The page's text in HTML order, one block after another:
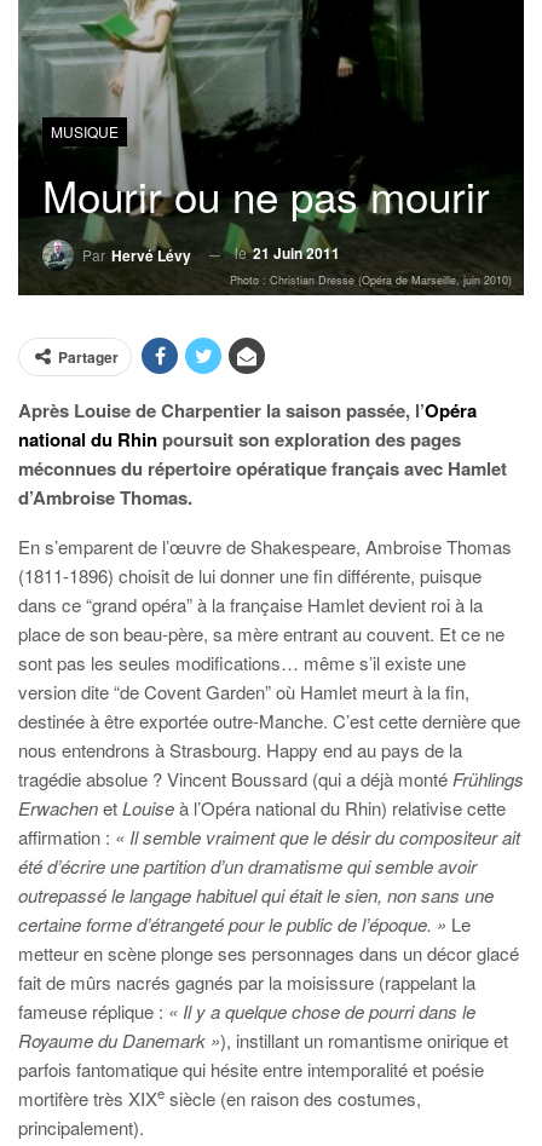
MUSIQUE
Mourir ou ne pas mourir
Par Hervé Lévy le21 Juin 2011
Photo : Christian Dresse (Opéra de Marseille, juin 2010)
Partager
Après Louise de Charpentier la saison passée, l’Opéra
national du Rhin poursuit son exploration des pages
méconnues du répertoire opératique français avec Hamlet
d’Ambroise Thomas.
En s’emparent de l’œuvre de Shakespeare, Ambroise Thomas
(1811-1896) choisit de lui donner une fin différente, puisque
dans ce “grand opéra” à la française Hamlet devient roi à la
place de son beau-père, sa mère entrant au couvent. Et ce ne
sont pas les seules modifications… même s’il existe une
version dite “de Covent Garden” où Hamlet meurt à la fin,
destinée à être exportée outre-Manche. C’est cette dernière que
nous entendrons à Strasbourg. Happy end au pays de la
tragédie absolue ? Vincent Boussard (qui a déjà monté Frühlings
ErwachenetLouiseà l’Opéra national du Rhin) relativise cette
affirmation : « Il semble vraiment que le désir du compositeur ait
été d’écrire une partition d’un dramatisme qui semble avoir
outrepassé le langage habituel qui était le sien, non sans une
certaine forme d’étrangeté pour le public de l’époque. » Le
metteur en scène plonge ses personnages dans un décor glacé
fait de mûrs nacrés gagnés par la moisissure (rappelant la
fameuse réplique : « Il y a quelque chose de pourri dans le
Royaume du Danemark »), instillant un romantisme onirique et
parfois fantomatique qui hésite entre intemporalité et poésie
mortifère très XIXe siècle (en raison des costumes,
principalement).